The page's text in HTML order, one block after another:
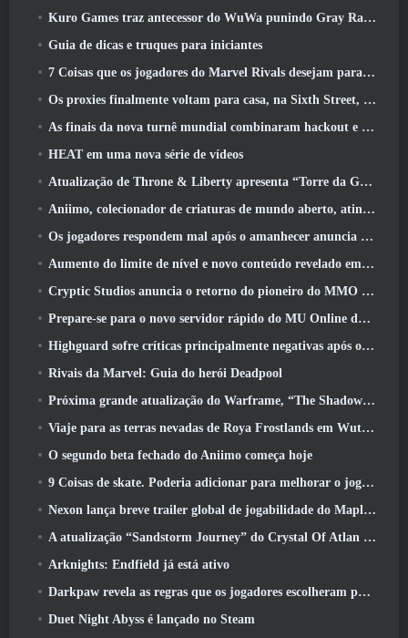
Kuro Games traz antecessor do WuWa punindo Gray Raven para o Steam
Guia de dicas e truques para iniciantes
7 Coisas que os jogadores do Marvel Rivals desejam para o jogo 2026
Os proxies finalmente voltam para casa, na Sixth Street, na versão Zenless Zone Zero 2.6 Atualizar
As finais da nova turnê mundial combinaram hackout e lasers orbitais
HEAT em uma nova série de vídeos
Atualização de Throne & Liberty apresenta “Torre da Ganância” gerada aleatoriamente
Aniimo, colecionador de criaturas de mundo aberto, atinge as notas certas
Os jogadores respondem mal após o amanhecer anuncia planos para pular roteiros para EverQuest e EQ2
Aumento do limite de nível e novo conteúdo revelado em Phantasy Star Online 2: Fluxo de onda de título NGS
Cryptic Studios anuncia o retorno do pioneiro do MMO Jack Emmert como CEO
Prepare-se para o novo servidor rápido do MU Online durante o pré-evento
Highguard sofre críticas principalmente negativas após o lançamento
Rivais da Marvel: Guia do herói Deadpool
Próxima grande atualização do Warframe, “The Shadowgrapher” chegará em março
Viaje para as terras nevadas de Roya Frostlands em Wuthering Waves, próxima versão 3.1
O segundo beta fechado do Aniimo começa hoje
9 Coisas de skate. Poderia adicionar para melhorar o jogo em 2026
Nexon lança breve trailer global de jogabilidade do MapleStory Classic World
A atualização “Sandstorm Journey” do Crystal Of Atlan aumenta o limite de nível para 70
Arknights: Endfield já está ativo
Darkpaw revela as regras que os jogadores escolheram para o próximo servidor Frostreaver do EverQuest
Duet Night Abyss é lançado no Steam